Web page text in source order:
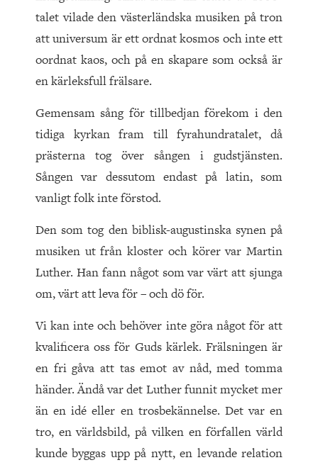
talet vilade den västerländska musiken på tron
att universum är ett ordnat kosmos och inte ett
oordnat kaos, och på en skapare som också är
en kärleksfull frälsare.
Gemensam sång för tillbedjan förekom i den
tidiga kyrkan fram till fyrahundratalet, då
prästerna tog över sången i gudstjänsten.
Sången var dessutom endast på latin, som
vanligt folk inte förstod.
Den som tog den biblisk-augustinska synen på
musiken ut från kloster och körer var Martin
Luther. Han fann något som var värt att sjunga
om, värt att leva för – och dö för.
Vi kan inte och behöver inte göra något för att
kvalificera oss för Guds kärlek. Frälsningen är
en fri gåva att tas emot av nåd, med tomma
händer. Ändå var det Luther funnit mycket mer
än en idé eller en trosbekännelse. Det var en
tro, en världsbild, på vilken en förfallen värld
kunde byggas upp på nytt, en levande relation